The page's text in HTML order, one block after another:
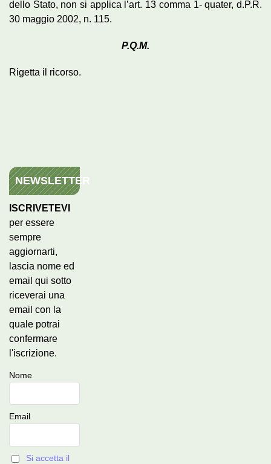
dello Stato, non si applica l’art. 13 comma 1- quater, d.P.R.
30 maggio 2002, n. 115.
P.Q.M.
Rigetta il ricorso.
NEWSLETTER
ISCRIVETEVI
per essere
sempre
aggiornarti,
lascia nome ed
email qui sotto
riceverai una
email con la
quale potrai
confermare
l'iscrizione.
Nome
Email
Si accetta il